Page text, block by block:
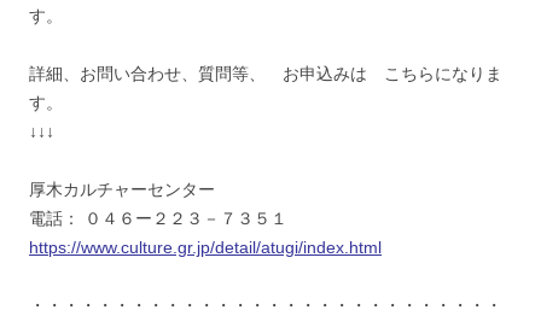
す。
詳細、お問い合わせ、質問等、 お申込みは こちらになりま
す。
↓↓↓
厚木カルチャーセンター
電話： ０４６ー２２３－７３５１
https://www.culture.gr.jp/detail/atugi/index.html
・・・・・・・・・・・・・・・・・・・・・・・・・・・・